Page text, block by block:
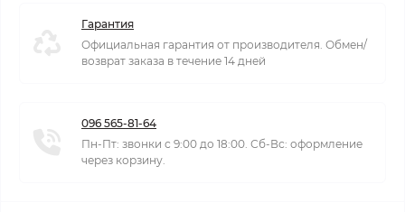
Гарантия
Официальная гарантия от производителя. Обмен/
возврат заказа в течение 14 дней
096 565-81-64
Пн-Пт: звонки с 9:00 до 18:00. Сб-Вс: оформление
через корзину.